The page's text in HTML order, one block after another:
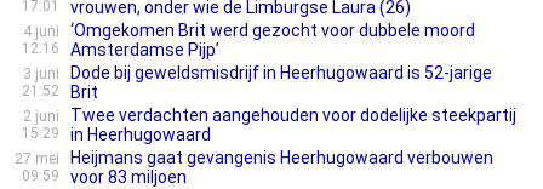
17:01
vrouwen, onder wie de Limburgse Laura (26)
4 juni
12:16
‘Omgekomen Brit werd gezocht voor dubbele moord
Amsterdamse Pijp’
3 juni
21:52
Dode bij geweldsmisdrijf in Heerhugowaard is 52-jarige
Brit
2 juni
15:29
Twee verdachten aangehouden voor dodelijke steekpartij
in Heerhugowaard
27 mei
09:59
Heijmans gaat gevangenis Heerhugowaard verbouwen
voor 83 miljoen